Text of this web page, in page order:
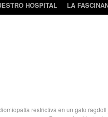
HOSPITAL LA
restrictiva en un gato